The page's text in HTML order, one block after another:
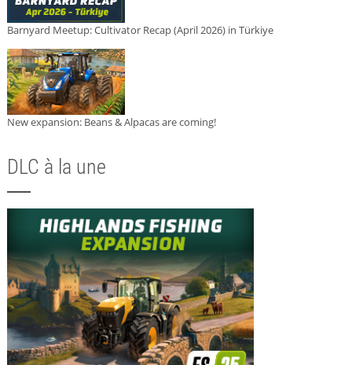
Barnyard Meetup: Cultivator Recap (April 2026) in Türkiye
New expansion: Beans & Alpacas are coming!
DLC à la une